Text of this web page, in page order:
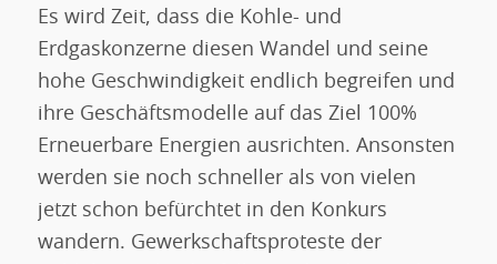
Es wird Zeit, dass die Kohle- und
Erdgaskonzerne diesen Wandel und seine
hohe Geschwindigkeit endlich begreifen und
ihre Geschäftsmodelle auf das Ziel 100%
Erneuerbare Energien ausrichten. Ansonsten
werden sie noch schneller als von vielen
jetzt schon befürchtet in den Konkurs
wandern. Gewerkschaftsproteste der